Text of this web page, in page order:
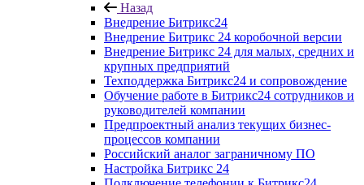
Назад
Внедрение Битрикс24
Внедрение Битрикс 24 коробочной версии
Внедрение Битрикс 24 для малых, средних и
крупных предприятий
Техподдержка Битрикс24 и сопровождение
Обучение работе в Битрикс24 сотрудников и
руководителей компании
Предпроектный анализ текущих бизнес-
процессов компании
Российский аналог заграничному ПО
Настройка Битрикс 24